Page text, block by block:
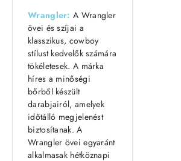
Wrangler: A Wrangler
övei és szíjai a
klasszikus, cowboy
stílust kedvelők számára
tökéletesek. A márka
híres a minőségi
bőrből készült
darabjairól, amelyek
időtálló megjelenést
biztosítanak. A
Wrangler övei egyaránt
alkalmasak hétköznapi